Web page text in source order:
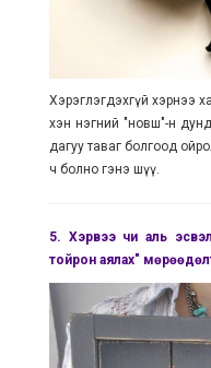
Хэрэглэгдэхгүй хэрнээ
хэн нэгний "новш"-н
дагуу таваг болгоод
ч болно гэнэ шүү.
5. Хэрвээ чи аль
тойрон аялах"